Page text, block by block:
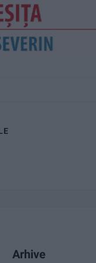
Arhive